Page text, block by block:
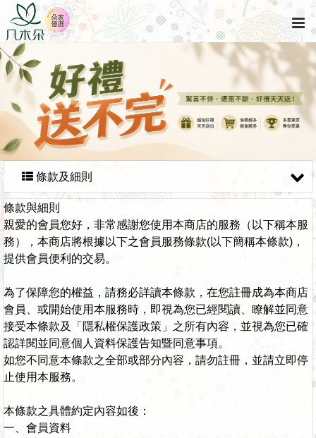
條款及細則
條款與細則
親愛的會員您好，非常感謝您使用本商店的服務（以下稱本服
務），本商店將根據以下之會員服務條款(以下簡稱本條款)，
提供會員便利的交易。
為了保障您的權益，請務必詳讀本條款，在您註冊成為本商店
會員、或開始使用本服務時，即視為您已經閱讀、瞭解並同意
接受本條款及「隱私權保護政策」之所有內容，並視為您已確
認詳閱並同意個人資料保護告知暨同意事項。
如您不同意本條款之全部或部分內容，請勿註冊，並請立即停
止使用本服務。
本條款之具體約定內容如後：
一、會員資料